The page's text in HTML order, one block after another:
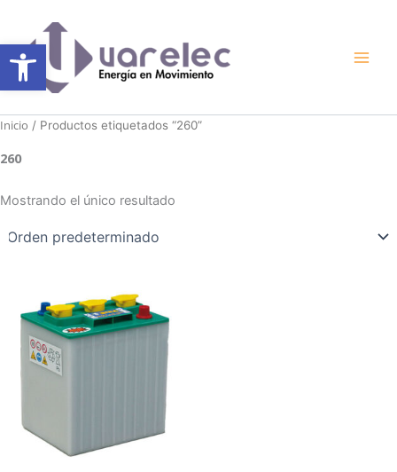
Abrir barra de herramientas
contenido
Inicio / Productos etiquetados “260”
260
Mostrando el único resultado